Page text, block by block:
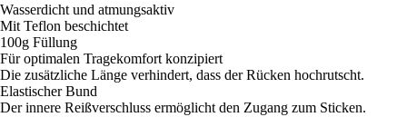
Wasserdicht und atmungsaktiv
Mit Teflon beschichtet
100g Füllung
Für optimalen Tragekomfort konzipiert
Die zusätzliche Länge verhindert, dass der Rücken hochrutscht.
Elastischer Bund
Der innere Reißverschluss ermöglicht den Zugang zum Sticken.